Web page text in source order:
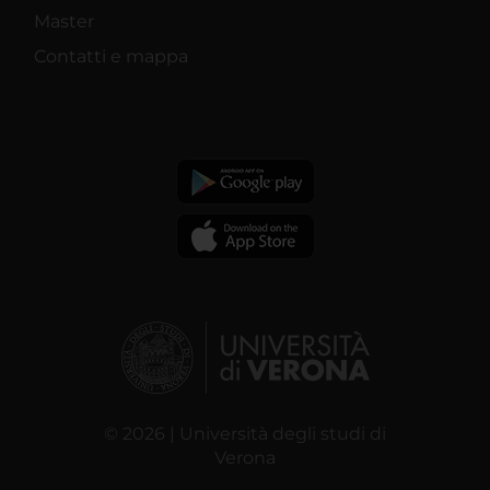
Master
Contatti e mappa
© 2026 | Università degli studi di
Verona